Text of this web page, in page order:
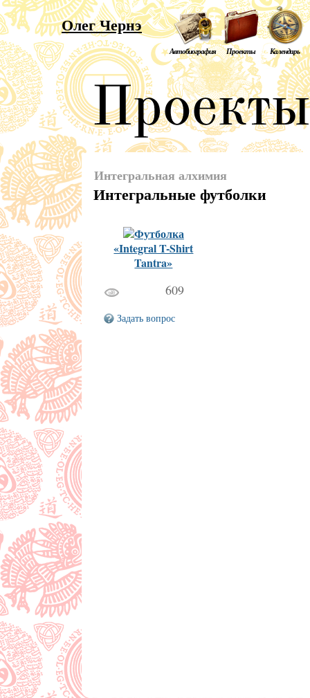
Олег Чернэ
Автобиография Проекты Календарь
Интегральная алхимия
Интегральные футболки
Футболка
«Integral T-Shirt
Tantra»
609
Задать вопрос